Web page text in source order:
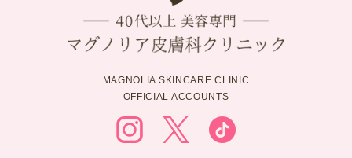
MAGNOLIA SKINCARE CLINIC
OFFICIAL ACCOUNTS